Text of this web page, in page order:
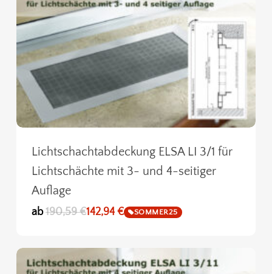
Lichtschachtabdeckung ELSA LI 3/1 für
Lichtschächte mit 3- und 4-seitiger
Auflage
ab 190,59€142,94 € SOMMER25